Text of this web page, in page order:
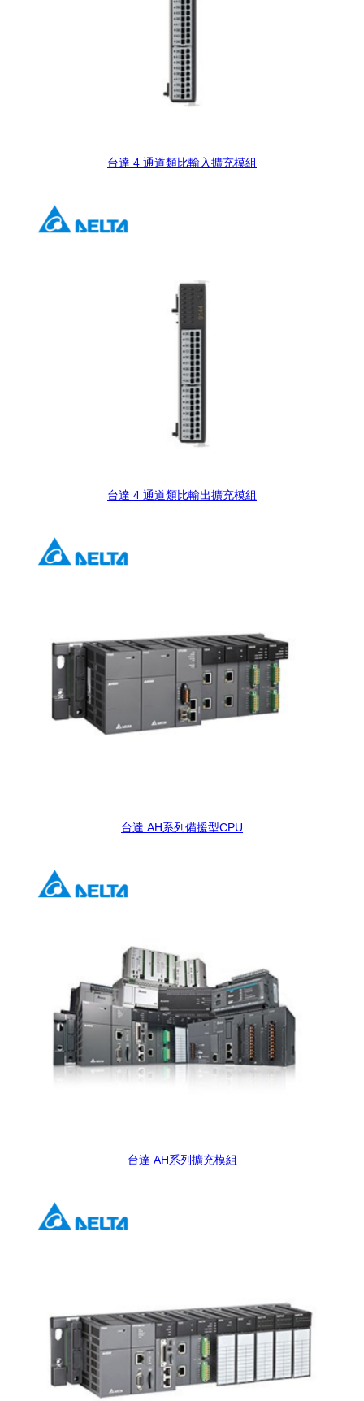
台達 4 通道類比輸入擴充模組
台達 4 通道類比輸出擴充模組
台達 AH系列備援型CPU
台達 AH系列擴充模組